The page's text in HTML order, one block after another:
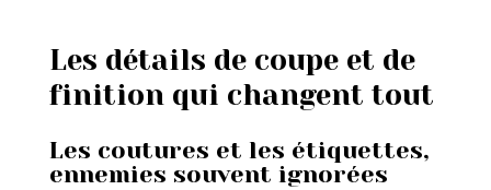
Les détails de coupe et de
finition qui changent tout
Les coutures et les étiquettes,
ennemies souvent ignorées